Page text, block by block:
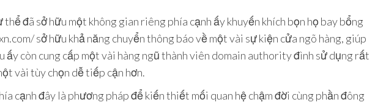
đã sở hữu một không gian riêng phía cạnh ấy khuyến khích bọn họ bay bổng
sở hữu khả năng chuyển thông báo về một vài sự kiện cửa ngõ hàng, giúp
còn cung cấp một vài hàng ngũ thành viên domain authority đình sử dụng rất
vài tùy chọn dễ tiếp cận hơn.
cạnh đây là phương pháp để kiến thiết mối quan hệ chậm đời cùng phần đông